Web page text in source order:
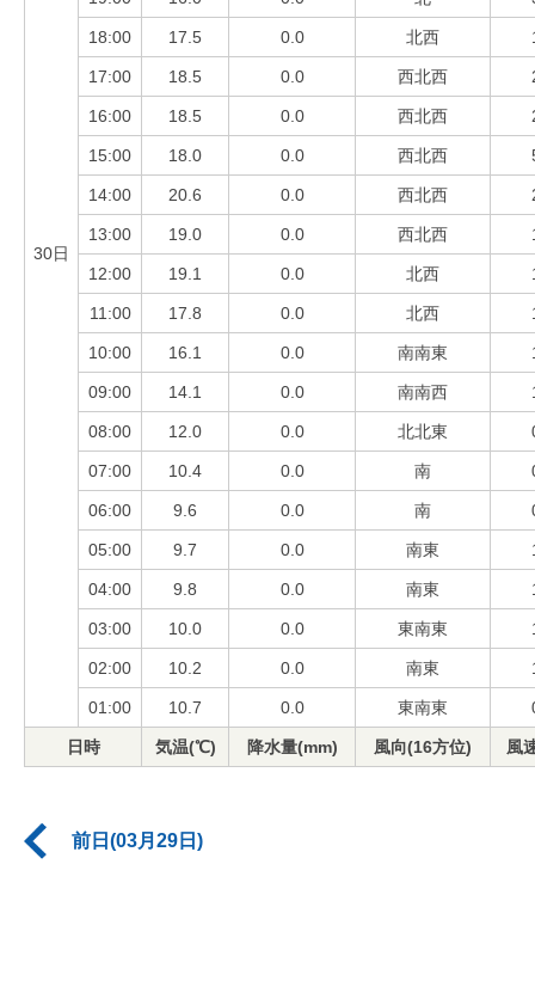
30日
18:00 17.5 0.0 北西
17:00 18.5 0.0 西北西
16:00 18.5 0.0 西北西
15:00 18.0 0.0 西北西
14:00 20.6 0.0 西北西
13:00 19.0 0.0 西北西
12:00 19.1 0.0 北西
11:00 17.8 0.0 北西
10:00 16.1 0.0 南南東
09:00 14.1 0.0 南南西
08:00 12.0 0.0 北北東
07:00 10.4 0.0 南
06:00 9.6 0.0 南
05:00 9.7 0.0 南東
04:00 9.8 0.0 南東
03:00 10.0 0.0 東南東
02:00 10.2 0.0 南東
01:00 10.7 0.0 東南東
日時 気温(℃) 降水量(mm) 風向(16方位) 風
前日(03月29日)